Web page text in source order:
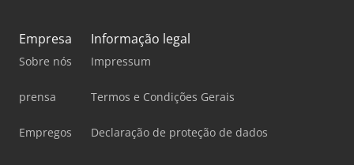
Empresa
Sobre nós
prensa
Empregos
Informação legal
Impressum
Termos e Condições Gerais
Declaração de proteção de dados